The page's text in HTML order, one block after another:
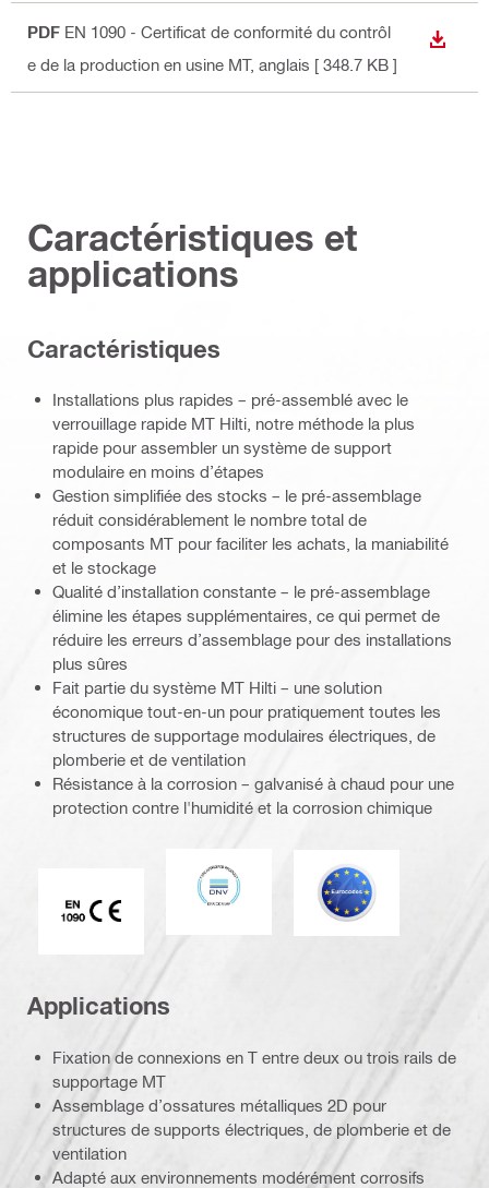
PDF EN 1090 - Certificat de conformité du contrôl
e de la production en usine MT, anglais [ 348.7 KB ]
Caractéristiques et
applications
Caractéristiques
Installations plus rapides – pré-assemblé avec le
verrouillage rapide MT Hilti, notre méthode la plus
rapide pour assembler un système de support
modulaire en moins d’étapes
Gestion simplifiée des stocks – le pré-assemblage
réduit considérablement le nombre total de
composants MT pour faciliter les achats, la maniabilité
et le stockage
Qualité d’installation constante – le pré-assemblage
élimine les étapes supplémentaires, ce qui permet de
réduire les erreurs d’assemblage pour des installations
plus sûres
Fait partie du système MT Hilti – une solution
économique tout-en-un pour pratiquement toutes les
structures de supportage modulaires électriques, de
plomberie et de ventilation
Résistance à la corrosion – galvanisé à chaud pour une
protection contre l'humidité et la corrosion chimique
Marque CE EN 1090
DNV Eurocode
Applications
Fixation de connexions en T entre deux ou trois rails de
supportage MT
Assemblage d’ossatures métalliques 2D pour
structures de supports électriques, de plomberie et de
ventilation
Adapté aux environnements modérément corrosifs